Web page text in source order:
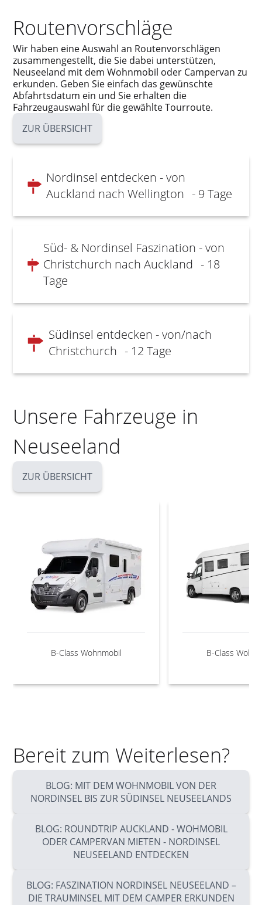
Routenvorschläge
Wir haben eine Auswahl an Routenvorschlägen
zusammengestellt, die Sie dabei unterstützen,
Neuseeland mit dem Wohnmobil oder Campervan zu
erkunden. Geben Sie einfach das gewünschte
Abfahrtsdatum ein und Sie erhalten die
Fahrzeugauswahl für die gewählte Tourroute.
ZUR ÜBERSICHT
Nordinsel entdecken - von
Auckland nach Wellington - 9 Tage
Süd- & Nordinsel Faszination - von
Christchurch nach Auckland - 18
Tage
Südinsel entdecken - von/nach
Christchurch - 12 Tage
Unsere Fahrzeuge in
Neuseeland
ZUR ÜBERSICHT
B-Class Wohnmobil B-Class
Bereit zum Weiterlesen?
BLOG: MIT DEM WOHNMOBIL VON DER
NORDINSEL BIS ZUR SÜDINSEL NEUSEELANDS
BLOG: ROUNDTRIP AUCKLAND - WOHMOBIL
ODER CAMPERVAN MIETEN - NORDINSEL
NEUSEELAND ENTDECKEN
BLOG: FASZINATION NORDINSEL NEUSEELAND –
DIE TRAUMINSEL MIT DEM CAMPER ERKUNDEN